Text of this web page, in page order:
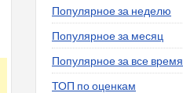
Популярное за неделю
Популярное за месяц
Популярное за все время
ТОП по оценкам